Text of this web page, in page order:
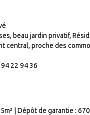
beau jardin privatif,
central, proche des
22 94 36
| Dépôt de garantie :